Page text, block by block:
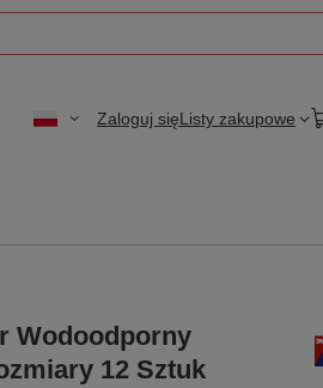
Zaloguj sięListy zakupowe
Wodoodporny
12 Sztuk